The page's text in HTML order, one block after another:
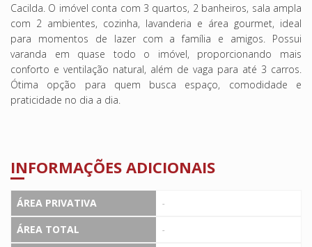
Cacilda. O imóvel conta com 3 quartos, 2 banheiros, sala ampla
com 2 ambientes, cozinha, lavanderia e área gourmet, ideal
para momentos de lazer com a família e amigos. Possui
varanda em quase todo o imóvel, proporcionando mais
conforto e ventilação natural, além de vaga para até 3 carros.
Ótima opção para quem busca espaço, comodidade e
praticidade no dia a dia.
INFORMAÇÕES ADICIONAIS
ÁREA PRIVATIVA -
ÁREA TOTAL -